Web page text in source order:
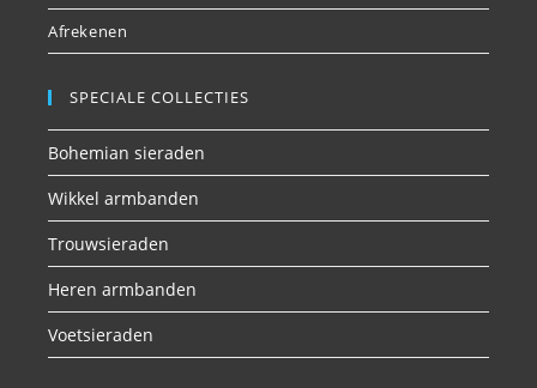
Afrekenen
SPECIALE COLLECTIES
Bohemian sieraden
Wikkel armbanden
Trouwsieraden
Heren armbanden
Voetsieraden